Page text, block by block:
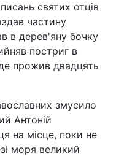
святих отців
частину
в дерев'яну бочку
постриг в
прожив двадцять
змусило
Антоній
на місце, поки не
моря великий